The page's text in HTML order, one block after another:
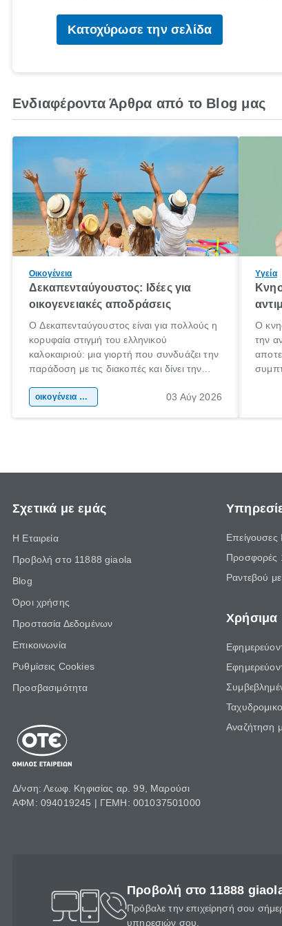
Κατοχύρωσε την σελίδα
Ενδιαφέροντα Άρθρα από το Blog μας
Οικογένεια
Δεκαπενταύγουστος: Ιδέες για
οικογενειακές αποδράσεις
Ο Δεκαπενταύγουστος είναι για πολλούς η
κορυφαία στιγμή του ελληνικού
καλοκαιριού: μια γιορτή που συνδυάζει την
παράδοση με τις διακοπές και δίνει την
χώρας. Είτε πρόκειται για λίγες μέρες
οικογένεια & παιδί 03 Αύγ 2026
Υγεία
Ο
την
Σχετικά με εμάς
Η Εταιρεία
Προβολή στο 11888 giaola
Blog
Όροι χρήσης
Προστασία Δεδομένων
Επικοινωνία
Ρυθμίσεις Cookies
Προσβασιμότητα
Δ/νση: Λεωφ. Κηφισίας αρ. 99, Μαρούσι
ΑΦΜ: 094019245 | ΓΕΜΗ: 001037501000
Επείγουσες
Προσφορές
Ραντεβού με
Χρήσιμα
Αναζήτηση
Προβολή στο 11888
Πρόβαλε την επιχείρησή σου
υπηρεσιών σου.